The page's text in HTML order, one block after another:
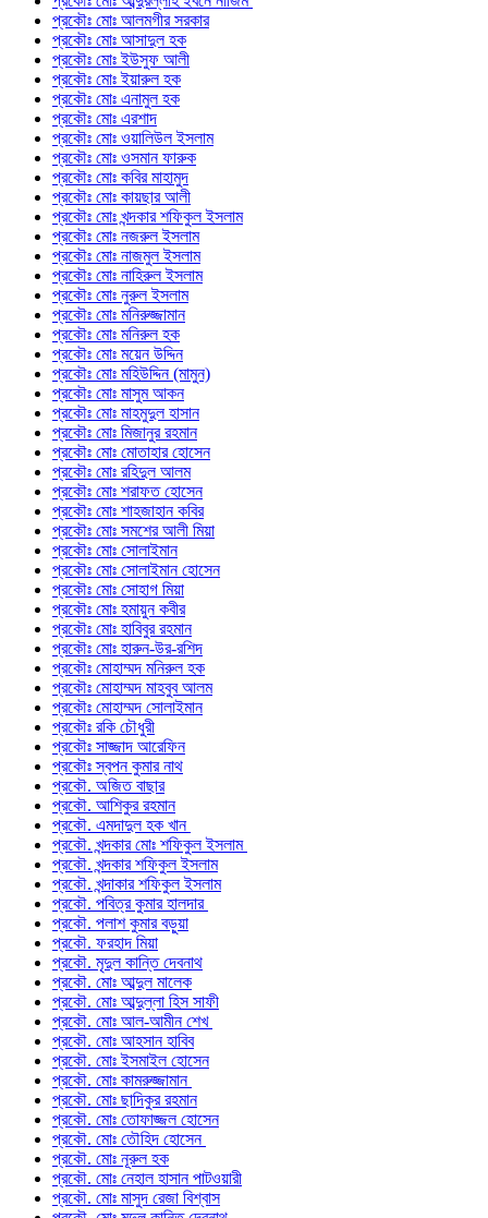
প্রকৌঃ মোঃ আলমগীর সরকার
প্রকৌঃ মোঃ আসাদুল হক
প্রকৌঃ মোঃ ইউসুফ আলী
প্রকৌঃ মোঃ ইয়ারুল হক
প্রকৌঃ মোঃ এনামুল হক
প্রকৌঃ মোঃ এরশাদ
প্রকৌঃ মোঃ ওয়ালিউল ইসলাম
প্রকৌঃ মোঃ ওসমান ফারুক
প্রকৌঃ মোঃ কবির মাহামুদ
প্রকৌঃ মোঃ কায়ছার আলী
প্রকৌঃ মোঃ খন্দকার শফিকুল ইসলাম
প্রকৌঃ মোঃ নজরুল ইসলাম
প্রকৌঃ মোঃ নাজমুল ইসলাম
প্রকৌঃ মোঃ নাহিরুল ইসলাম
প্রকৌঃ মোঃ নুরুল ইসলাম
প্রকৌঃ মোঃ মনিরুজ্জামান
প্রকৌঃ মোঃ মনিরুল হক
প্রকৌঃ মোঃ ময়েন উদ্দিন
প্রকৌঃ মোঃ মহিউদ্দিন (মামুন)
প্রকৌঃ মোঃ মাসুম আকন
প্রকৌঃ মোঃ মাহমুদুল হাসান
প্রকৌঃ মোঃ মিজানুর রহমান
প্রকৌঃ মোঃ মোতাহার হোসেন
প্রকৌঃ মোঃ রহিদুল আলম
প্রকৌঃ মোঃ শরাফত হোসেন
প্রকৌঃ মোঃ শাহজাহান কবির
প্রকৌঃ মোঃ সমশের আলী মিয়া
প্রকৌঃ মোঃ সোলাইমান
প্রকৌঃ মোঃ সোলাইমান হোসেন
প্রকৌঃ মোঃ সোহাগ মিয়া
প্রকৌঃ মোঃ হমায়ুন কবীর
প্রকৌঃ মোঃ হাবিবুর রহমান
প্রকৌঃ মোঃ হারুন-উর-রশিদ
প্রকৌঃ মোহাম্মদ মনিরুল হক
প্রকৌঃ মোহাম্মদ মাহবুব আলম
প্রকৌঃ মোহাম্মদ সোলাইমান
প্রকৌঃ রকি চৌধুরী
প্রকৌঃ সাজ্জাদ আরেফিন
প্রকৌঃ স্বপন কুমার নাথ
প্রকৌ. অজিত বাছার
প্রকৌ. আশিকুর রহমান
প্রকৌ. এমদাদুল হক খান
প্রকৌ. খন্দকার মোঃ শফিকুল ইসলাম
প্রকৌ. খন্দকার শফিকুল ইসলাম
প্রকৌ. খন্দাকার শফিকুল ইসলাম
প্রকৌ. পবিত্র কুমার হালদার
প্রকৌ. পলাশ কুমার বড়ুয়া
প্রকৌ. ফরহাদ মিয়া
প্রকৌ. মৃদুল কান্তি দেবনাথ
প্রকৌ. মোঃ আব্দুল মালেক
প্রকৌ. মোঃ আব্দুল্লা হিস সাফী
প্রকৌ. মোঃ আল-আমীন শেখ
প্রকৌ. মোঃ আহসান হাবিব
প্রকৌ. মোঃ ইসমাইল হোসেন
প্রকৌ. মোঃ কামরুজ্জামান
প্রকৌ. মোঃ ছাদিকুর রহমান
প্রকৌ. মোঃ তোফাজ্জল হোসেন
প্রকৌ. মোঃ তৌহিদ হোসেন
প্রকৌ. মোঃ নূরুল হক
প্রকৌ. মোঃ নেহাল হাসান পাটওয়ারী
প্রকৌ. মোঃ মাসুদ রেজা বিশ্বাস